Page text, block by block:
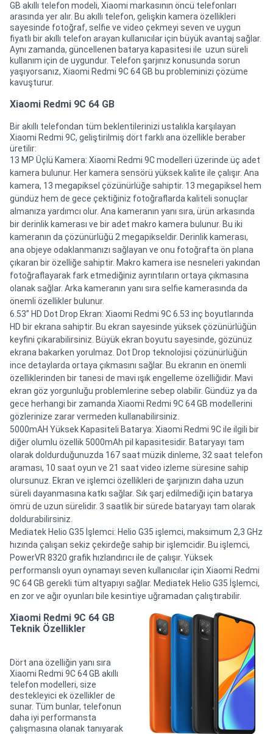
GB akıllı telefon modeli, Xiaomi markasının öncü telefonları
arasında yer alır. Bu akıllı telefon, gelişkin kamera özellikleri
sayesinde fotoğraf, selfie ve video çekmeyi seven ve uygun
fiyatlı bir akıllı telefon arayan kullanıcılar için büyük avantaj sağlar.
Aynı zamanda, güncellenen batarya kapasitesi ile uzun süreli
kullanım için de uygundur. Telefon şarjınız konusunda sorun
yaşıyorsanız, Xiaomi Redmi 9C 64 GB bu probleminizi çözüme
kavuşturur.
Xiaomi Redmi 9C 64 GB
Bir akıllı telefondan tüm beklentilerinizi ustalıkla karşılayan
Xiaomi Redmi 9C, geliştirilmiş dört farklı ana özellikle beraber
üretilir:
13 MP Üçlü Kamera: Xiaomi Redmi 9C modelleri üzerinde üç adet
kamera bulunur. Her kamera sensörü yüksek kalite ile çalışır. Ana
kamera, 13 megapiksel çözünürlüğe sahiptir. 13 megapiksel hem
gündüz hem de gece çektiğiniz fotoğraflarda kaliteli sonuçlar
almanıza yardımcı olur. Ana kameranın yanı sıra, ürün arkasında
bir derinlik kamerası ve bir adet makro kamera bulunur. Bu iki
kameranın da çözünürlüğü 2 megapikseldir. Derinlik kamerası,
ana objeye odaklanmanızı sağlayan ve onu fotoğrafta ön plana
çıkaran bir özelliğe sahiptir. Makro kamera ise nesneleri yakından
fotoğraflayarak fark etmediğiniz ayrıntıların ortaya çıkmasına
olanak sağlar. Arka kameranın yanı sıra selfie kamerasında da
önemli özellikler bulunur.
6.53” HD Dot Drop Ekran: Xiaomi Redmi 9C 6.53 inç boyutlarında
HD bir ekrana sahiptir. Bu ekran sayesinde yüksek çözünürlüğün
keyfini çıkarabilirsiniz. Büyük ekran boyutu sayesinde, gözünüz
ekrana bakarken yorulmaz. Dot Drop teknolojisi çözünürlüğün
ince detaylarda ortaya çıkmasını sağlar. Bu ekranın en önemli
özelliklerinden bir tanesi de mavi ışık engelleme özelliğidir. Mavi
ekran göz yorgunluğu problemlerine sebep olabilir. Gündüz ya da
gece herhangi bir zamanda Xiaomi Redmi 9C 64 GB modellerini
gözlerinize zarar vermeden kullanabilirsiniz.
5000mAH Yüksek Kapasiteli Batarya: Xiaomi Redmi 9C ile ilgili bir
diğer olumlu özellik 5000mAh pil kapasitesidir. Bataryayı tam
olarak doldurduğunuzda 167 saat müzik dinleme, 32 saat telefon
araması, 10 saat oyun ve 21 saat video izleme süresine sahip
olursunuz. Ekran ve işlemci özellikleri de şarjınızın daha uzun
süreli dayanmasına katkı sağlar. Sık şarj edilmediği için batarya
ömrü de uzun sürelidir. 3 saatlik bir sürede bataryayı tam olarak
doldurabilirsiniz.
Mediatek Helio G35 İşlemci: Helio G35 işlemci, maksimum 2,3 GHz
hızında çalışan sekiz çekirdeğe sahip bir işlemcidir. Bu işlemci,
PowerVR 8320 grafik hızlandırıcı ile de çalışır. Yüksek
performanslı oyun oynamayı seven kullanıcılar için Xiaomi Redmi
9C 64 GB gerekli tüm altyapıyı sağlar. Mediatek Helio G35 İşlemci,
en zor ve ağır oyunları bile kesintiye uğramadan çalıştırabilir.
Xiaomi Redmi 9C 64 GB
Teknik Özellikler
Dört ana özelliğin yanı sıra
Xiaomi Redmi 9C 64 GB akıllı
telefon modelleri, size
destekleyici ek özellikler de
sunar. Tüm bunlar, telefonun
daha iyi performansta
çalışmasına olanak tanıyarak